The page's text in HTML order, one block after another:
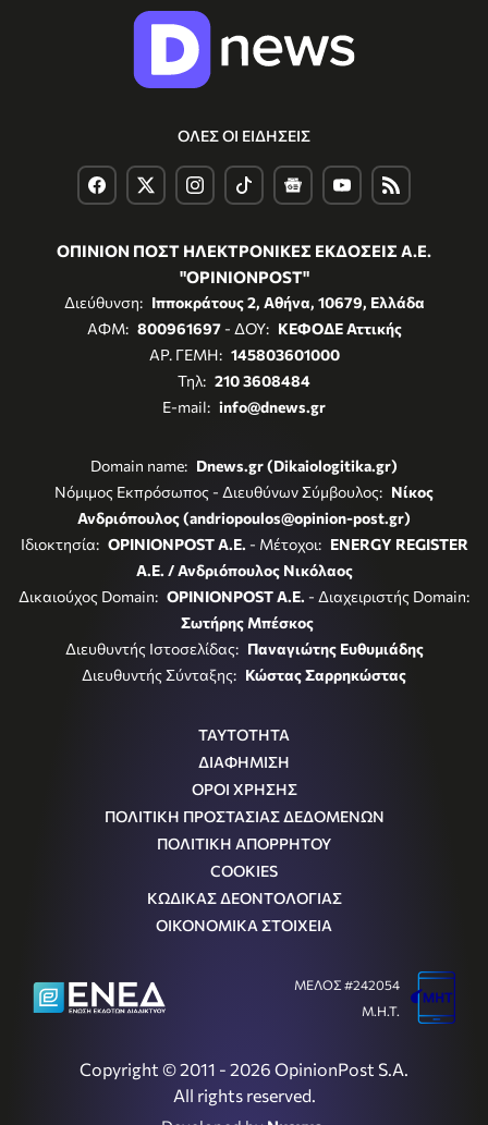
ΟΛΕΣ ΟΙ ΕΙΔΗΣΕΙΣ
ΟΠΙΝΙΟΝ ΠΟΣΤ ΗΛΕΚΤΡΟΝΙΚΕΣ ΕΚΔΟΣΕΙΣ Α.Ε.
"OPINIONPOST"
Διεύθυνση: Ιπποκράτους 2, Αθήνα, 10679, Ελλάδα
ΑΦΜ: 800961697- ΔΟΥ: ΚΕΦΟΔΕ Αττικής
ΑΡ. ΓΕΜΗ: 145803601000
Τηλ: 210 3608484
E-mail: info@dnews.gr
Domain name: Dnews.gr (Dikaiologitika.gr)
Νόμιμος Εκπρόσωπος - Διευθύνων Σύμβουλος: Νίκος
Ανδριόπουλος (andriopoulos@opinion-post.gr)
Ιδιοκτησία: OPINIONPOST A.E. - Μέτοχοι: ENERGY REGISTER
Α.Ε. / Ανδριόπουλος Νικόλαος
Δικαιούχος Domain: OPINIONPOST A.E. - Διαχειριστής Domain:
Σωτήρης Μπέσκος
Διευθυντής Ιστοσελίδας: Παναγιώτης Ευθυμιάδης
Διευθυντής Σύνταξης: Κώστας Σαρρηκώστας
ΤΑΥΤΟΤΗΤΑ
ΔΙΑΦΗΜΙΣΗ
ΟΡΟΙ ΧΡΗΣΗΣ
ΠΟΛΙΤΙΚΗ ΠΡΟΣΤΑΣΙΑΣ ΔΕΔΟΜΕΝΩΝ
ΠΟΛΙΤΙΚΗ ΑΠΟΡΡΗΤΟΥ
COOKIES
ΚΩΔΙΚΑΣ ΔΕΟΝΤΟΛΟΓΙΑΣ
ΟΙΚΟΝΟΜΙΚΑ ΣΤΟΙΧΕΙΑ
Copyright © 2011 - 2026 OpinionPost S.A.
All rights reserved.
ΜΕΛΟΣ #242054
Μ.Η.Τ.